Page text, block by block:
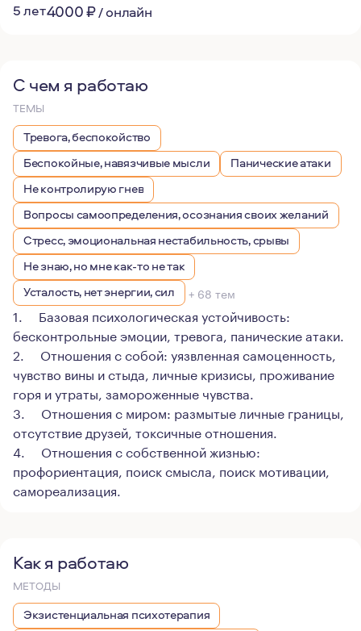
5 лет4000₽/онлайн
С чем я работаю
ТЕМЫ
Тревога, беспокойство
Беспокойные, навязчивые мысли
Панические атаки
Не контролирую гнев
Вопросы самоопределения, осознания своих желаний
Стресс, эмоциональная нестабильность, срывы
Не знаю, но мне как-то не так
Усталость, нет энергии, сил
+ 68 тем
1. Базовая психологическая устойчивость:
бесконтрольные эмоции, тревога, панические атаки.
2. Отношения с собой: уязвленная самоценность,
чувство вины и стыда, личные кризисы, проживание
горя и утраты, замороженные чувства.
3. Отношения с миром: размытые личные границы,
отсутствие друзей, токсичные отношения.
4. Отношения с собственной жизнью:
профориентация, поиск смысла, поиск мотивации,
самореализация.
Как я работаю
МЕТОДЫ
Экзистенциальная психотерапия